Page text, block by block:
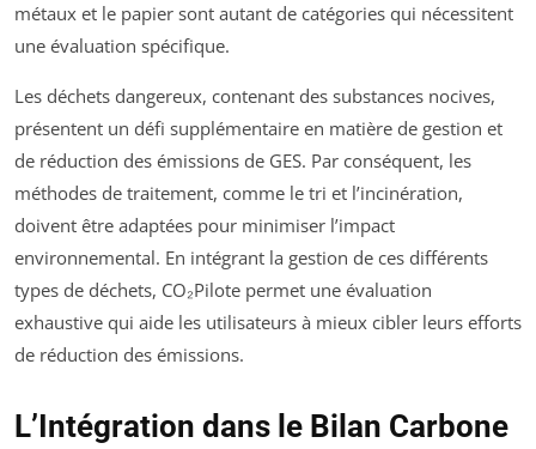
métaux et le papier sont autant de catégories qui nécessitent
une évaluation spécifique.
Les déchets dangereux, contenant des substances nocives,
présentent un défi supplémentaire en matière de gestion et
de réduction des émissions de GES. Par conséquent, les
méthodes de traitement, comme le tri et l’incinération,
doivent être adaptées pour minimiser l’impact
environnemental. En intégrant la gestion de ces différents
types de déchets, CO₂Pilote permet une évaluation
exhaustive qui aide les utilisateurs à mieux cibler leurs efforts
de réduction des émissions.
L’Intégration dans le Bilan Carbone